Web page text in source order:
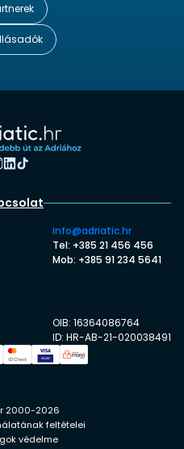
info@adriatic.hr
Tel: +385 21 456 456
Mob: +385 91 234 5641
OIB: 16364086764
ID: HR-AB-21-020038491
2000-2026
feltételei
védelme